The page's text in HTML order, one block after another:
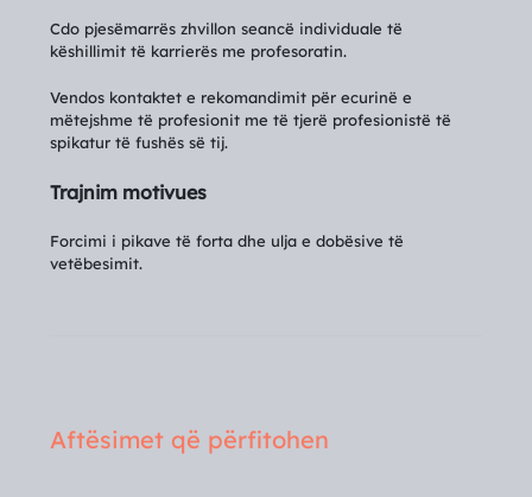
Cdo pjesëmarrës zhvillon seancë individuale të
këshillimit të karrierës me profesoratin.
Vendos kontaktet e rekomandimit për ecurinë e
mëtejshme të profesionit me të tjerë profesionistë të
spikatur të fushës së tij.
Trajnim motivues
Forcimi i pikave të forta dhe ulja e dobësive të
vetëbesimit.
Aftësimet që përfitohen